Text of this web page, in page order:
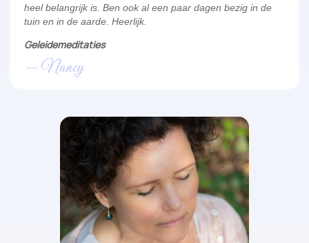
heel belangrijk is. Ben ook al een paar dagen bezig in de
tuin en in de aarde. Heerlijk.
Geleidemeditaties
— Nancy